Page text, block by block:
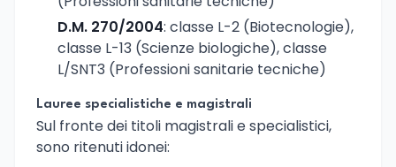
D.M. 270/2004: classe L-2 (Biotecnologie),
classe L-13 (Scienze biologiche), classe
L/SNT3 (Professioni sanitarie tecniche)
Lauree specialistiche e magistrali
Sul fronte dei titoli magistrali e specialistici,
sono ritenuti idonei: